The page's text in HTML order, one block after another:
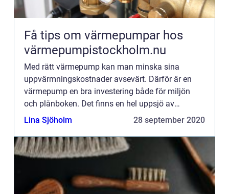
Få tips om värmepumpar hos
värmepumpistockholm.nu
Med rätt värmepump kan man minska sina
uppvärmningskostnader avsevärt. Därför är en
värmepump en bra investering både för miljön
och plånboken. Det finns en hel uppsjö av
värmepumpar ute på marknaden och det gäller att
Lina Sjöholm 28 september 2020